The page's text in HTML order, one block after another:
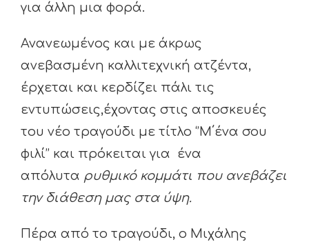
για άλλη μια φορά.
Ανανεωμένος και με άκρως
ανεβασμένη καλλιτεχνική ατζέντα,
έρχεται και κερδίζει πάλι τις
εντυπώσεις,έχοντας στις αποσκευές
του νέο τραγούδι με τίτλο ‘’Μ΄ένα σου
φιλί’’ και πρόκειται για ένα
απόλυτα ρυθμικό κομμάτι που ανεβάζει
την διάθεση μας στα ύψη.
Πέρα από το τραγούδι, ο Μιχάλης